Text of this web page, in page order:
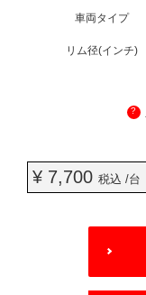
車両タイプ
リム径(インチ)
?
¥ 7,700 税込 /台
OPTIONS